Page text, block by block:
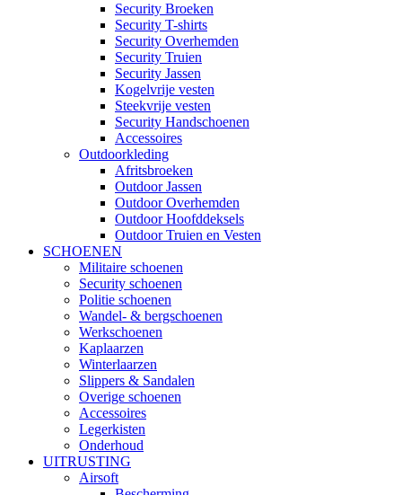
Security Broeken
Security T-shirts
Security Overhemden
Security Truien
Security Jassen
Kogelvrije vesten
Steekvrije vesten
Security Handschoenen
Accessoires
Outdoorkleding
Afritsbroeken
Outdoor Jassen
Outdoor Overhemden
Outdoor Hoofddeksels
Outdoor Truien en Vesten
SCHOENEN
Militaire schoenen
Security schoenen
Politie schoenen
Wandel- & bergschoenen
Werkschoenen
Kaplaarzen
Winterlaarzen
Slippers & Sandalen
Overige schoenen
Accessoires
Legerkisten
Onderhoud
UITRUSTING
Airsoft